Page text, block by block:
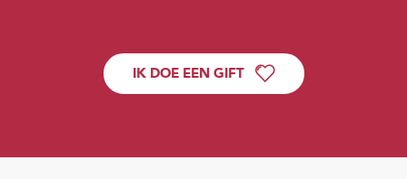
IK DOE EEN GIFT